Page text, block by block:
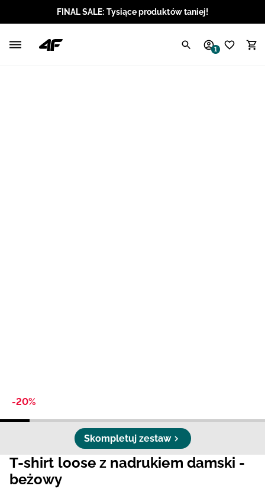
FINAL SALE: Tysiące produktów taniej!
1
-20%
Skompletuj zestaw
T-shirt loose z nadrukiem damski -
beżowy